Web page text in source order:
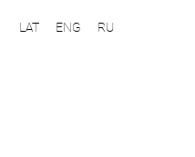
LAT ENG RU